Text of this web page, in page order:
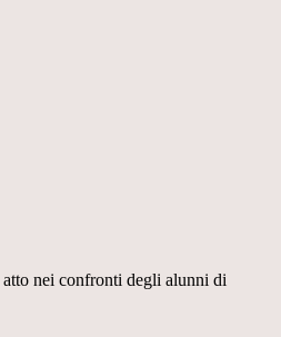
nei confronti degli alunni di